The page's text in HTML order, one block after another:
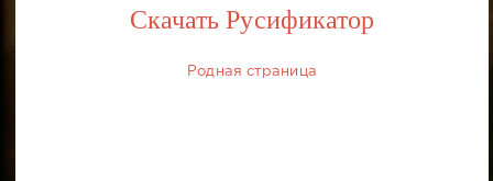
Скачать Русификатор
Родная страница